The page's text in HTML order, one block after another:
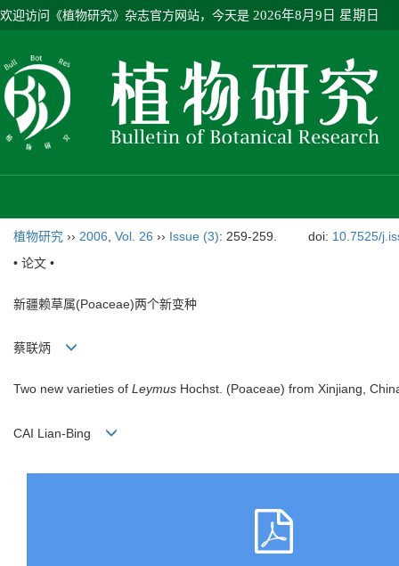
欢迎访问《植物研究》杂志官方网站，今天是 2026年8月9日 星期日
植物研究 ›› 2006 Vol. 26 ›› Issue (3): 259-259. doi: 10.7525/
• 论文 •
新疆赖草属(Poaceae)两个新变种
蔡联炳
Two new varieties of Leymus Hochst. (Poaceae) from Xinjiang,
CAI Lian-Bing